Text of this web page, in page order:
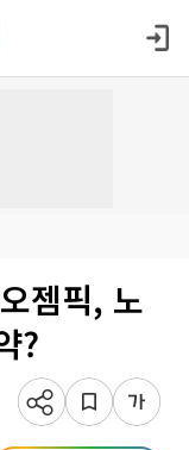
젬픽, 노
?